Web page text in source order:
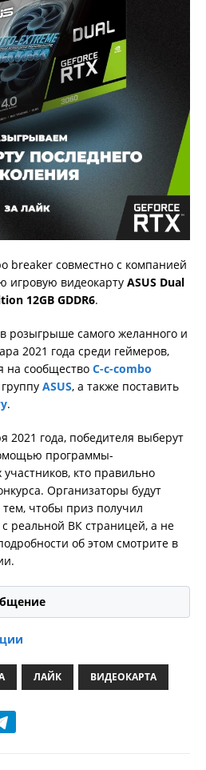
breaker совместно с компанией
игровую видеокарту ASUS Dual
12GB GDDR6.
розыгрыше самого желанного и
2021 года среди геймеров,
на сообщество C-c-combo
ASUS, а также поставить
.
2021 года, победителя выберут
программы-
кто правильно
Организаторы будут
чтобы приз получил
реальной ВК страницей, а не
об этом смотрите в
ЛАЙК ВИДЕОКАРТА